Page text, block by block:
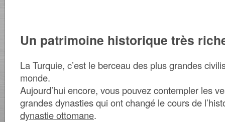
Un patrimoine historique très
La Turquie, c’est le berceau des plus grandes
monde.
Aujourd’hui encore, vous pouvez contempler les
grandes dynasties qui ont changé le cours de
dynastie ottomane.